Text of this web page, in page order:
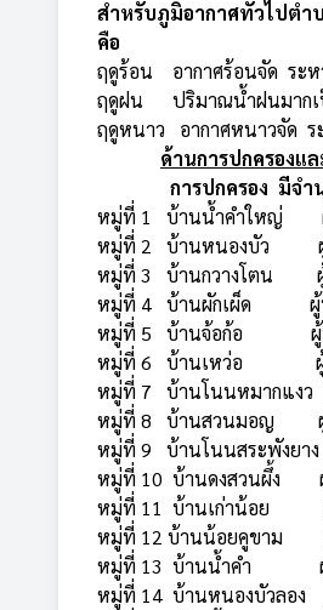
สำหรับภูมิอากาศทั่วไปตำ
คือ
ฤดูร้อน อากาศร้อนจัด ระ
ฤดูฝน ปริมาณน้ำฝนมากเ
ฤดูหนาว อากาศหนาวจัด
ด้านการปกครองแ
การปกครอง มีจำนว
หมู่ที่ 1 บ้านน้ำคำใหญ่
หมู่ที่ 2 บ้านหนองบัว ผู้
หมู่ที่ 3 บ้านกวางโตน
หมู่ที่ 4 บ้านผักเผ็ด ผู้
หมู่ที่ 5 บ้านจ้อก้อ ผู้ป
หมู่ที่ 6 บ้านเหว่อ ผู้ป
หมู่ที่ 7 บ้านโนนหมากแง
หมู่ที่ 8 บ้านสวนมอญ
หมู่ที่ 9 บ้านโนนสระพัง
หมู่ที่ 10 บ้านดงสวนผึ้ง
หมู่ที่ 11 บ้านเก่าน้อย
หมู่ที่ 12 บ้านน้อยคูขาม
หมู่ที่ 13 บ้านน้ำคำ ผู้
หมู่ที่ 14 บ้านหนองบัวล